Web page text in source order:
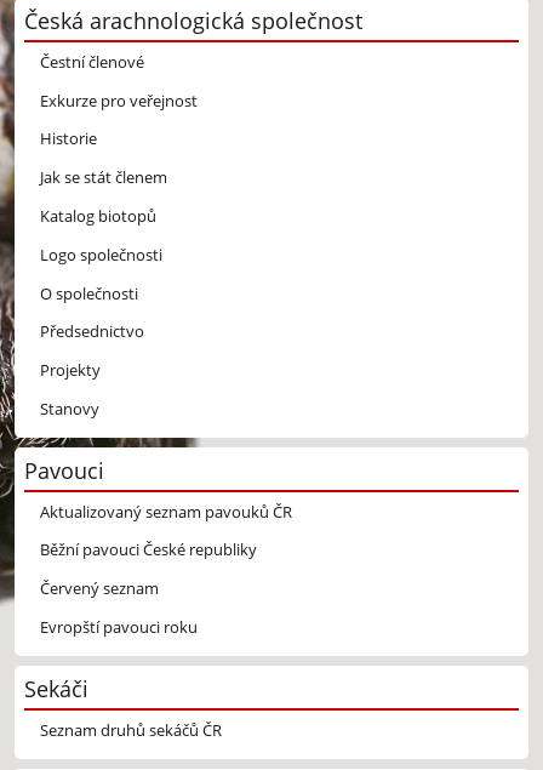
Česká arachnologická společnost
Čestní členové
Exkurze pro veřejnost
Historie
Jak se stát členem
Katalog biotopů
Logo společnosti
O společnosti
Předsednictvo
Projekty
Stanovy
Pavouci
Aktualizovaný seznam pavouků ČR
Běžní pavouci České republiky
Červený seznam
Evropští pavouci roku
Sekáči
Seznam druhů sekáčů ČR